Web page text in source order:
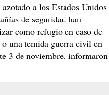
a los Estados Unidos
de seguridad han
como refugio en caso de
una temida guerra civil en
3 de noviembre, informaron